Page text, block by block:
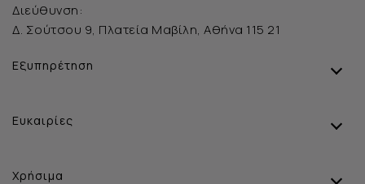
Διεύθυνση:
Δ. Σούτσου 9, Πλατεία Μαβίλη, Αθήνα 115 21
Εξυπηρέτηση
Ευκαιρίες
Χρήσιμα